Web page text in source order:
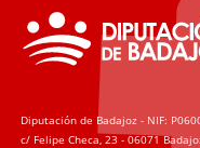
Diputación de Badajoz - NIF:
c/ Felipe Checa, 23 - 06071